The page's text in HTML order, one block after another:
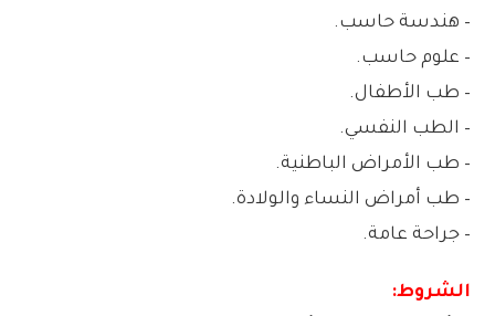
– هندسة حاسب.
– علوم حاسب.
– طب الأطفال.
– الطب النفسي.
– طب الأمراض الباطنية.
– طب أمراض النساء والولادة.
– جراحة عامة.
الشروط: